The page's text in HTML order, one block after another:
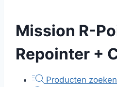
Mission R-
Repointer +
Producten zoeken